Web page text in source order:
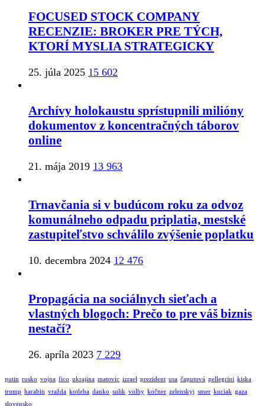
FOCUSED STOCK COMPANY
RECENZIE: BROKER PRE TÝCH,
KTORÍ MYSLIA STRATEGICKY
25. júla 2025 15 602
Archívy holokaustu sprístupnili milióny
dokumentov z koncentračných táborov
online
21. mája 2019 13 963
Trnavčania si v budúcom roku za odvoz
komunálneho odpadu priplatia, mestské
zastupiteľstvo schválilo zvýšenie poplatku
10. decembra 2024 12 476
Propagácia na sociálnych sieťach a
vlastných blogoch: Prečo to pre váš biznis
nestačí?
26. apríla 2023 7 229
putin rusko vojna fico ukrajina matovic izrael prezident usa čaputová pellegrini kiska
trump harabin vražda kotleba danko sulik volby kočner zelenskyj smer kuciak gaza
slovensko